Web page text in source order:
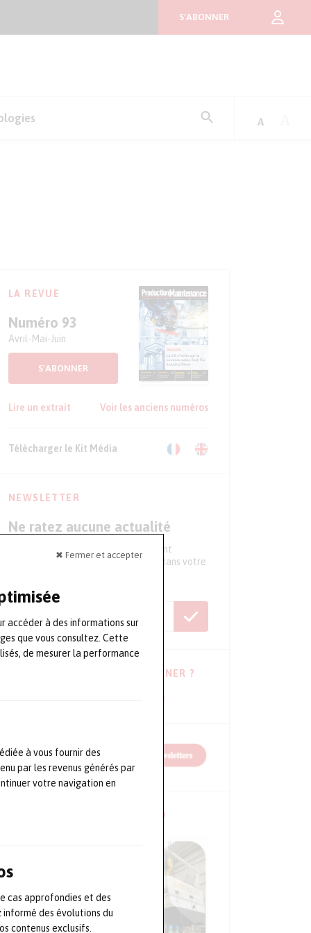
✖ Fermer et accepter
accéder à des informations sur
que vous consultez. Cette
de mesurer la performance
à vous fournir des
par les revenus générés par
votre navigation en
cas approfondies et des
informé des évolutions du
contenus exclusifs.
S'ABONNER
LA REVUE
Numéro 93
Avril-Mai-Juin
S'ABONNER
Lire un extrait Voir les anciens numéros
Télécharger le Kit Média
NEWSLETTER
Ne ratez aucune actualité
Tous les 15 jours, recevez directement
l'essentiel de l'actualité du secteur dans votre
VOUS HÉSITEZ À VOUS ABONNER ?
Consulter les dernières newsletters !
NOS CONFÉRENCES EN VIDÉO